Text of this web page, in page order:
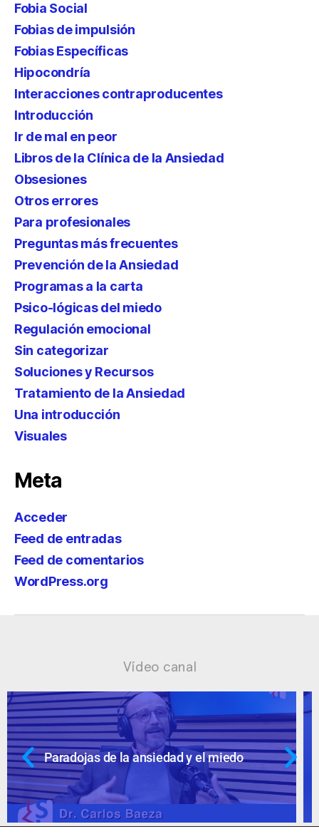
Fobia Social
Fobias de impulsión
Fobias Específicas
Hipocondría
Interacciones contraproducentes
Introducción
Ir de mal en peor
Libros de la Clínica de la Ansiedad
Obsesiones
Otros errores
Para profesionales
Preguntas más frecuentes
Prevención de la Ansiedad
Programas a la carta
Psico-lógicas del miedo
Regulación emocional
Sin categorizar
Soluciones y Recursos
Tratamiento de la Ansiedad
Una introducción
Visuales
Meta
Acceder
Feed de entradas
Feed de comentarios
WordPress.org
Vídeo canal
Ansiedad: supuestos cuestionables